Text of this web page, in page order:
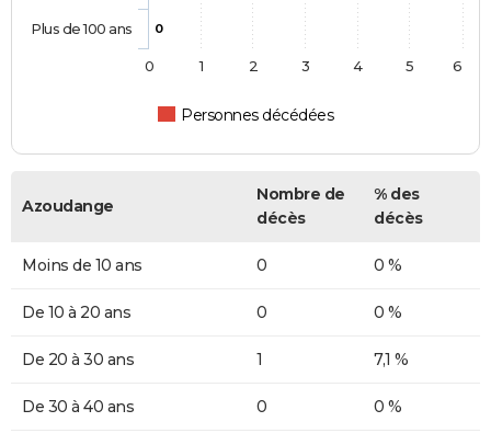
0
Personnes décédées
Plus de 100 ans
0 1 2 3 4 5 6
Azoudange
Nombre de
décès
% des
décès
Moins de 10 ans 0 0 %
De 10 à 20 ans 0 0 %
De 20 à 30 ans 1 7,1 %
De 30 à 40 ans 0 0 %